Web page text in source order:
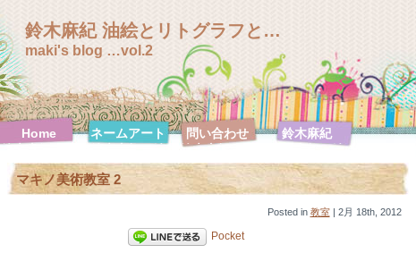
鈴木麻紀 油絵とリトグラフと…
maki's blog …vol.2
Home ネームアート 問い合わせ
鈴木麻紀
鈴木麻紀 絵
画特集
鈴木麻紀 絵
画特集【F0
号シリーズ】
鈴木麻紀 絵
画特集
【F100号シ
リーズ】
鈴木麻紀 絵
画特集【F10
号シリーズ】
鈴木麻紀 絵
画特集
マキノ美術教室 2
Posted in 教室| 2月 18th, 2012
Pocket